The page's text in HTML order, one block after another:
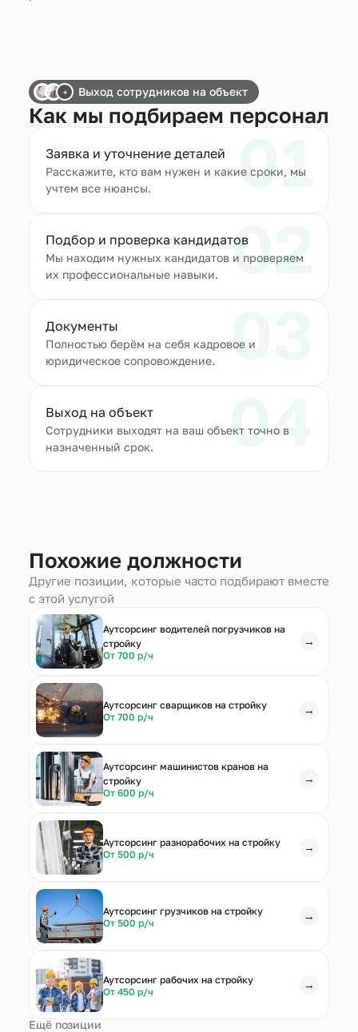
+ Выход сотрудников на объект
Как мы подбираем персонал
01
Заявка и уточнение деталей
Расскажите, кто вам нужен и какие сроки, мы
учтем все нюансы.
02
Подбор и проверка кандидатов
Мы находим нужных кандидатов и проверяем
их профессиональные навыки.
03
Документы
Полностью берём на себя кадровое и
юридическое сопровождение.
04
Выход на объект
Сотрудники выходят на ваш объект точно в
назначенный срок.
Похожие должности
Другие позиции, которые часто подбирают вместе
с этой услугой
Аутсорсинг водителей погрузчиков на
стройку
От 700 р/ч
→
Аутсорсинг сварщиков на стройку
От 700 р/ч
→
Аутсорсинг машинистов кранов на
стройку
От 600 р/ч
→
Аутсорсинг разнорабочих на стройку
От 500 р/ч
→
Аутсорсинг грузчиков на стройку
От 500 р/ч
→
Аутсорсинг рабочих на стройку
От 450 р/ч
→
Ещё позиции